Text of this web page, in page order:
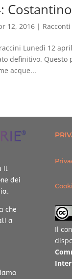
12, 2016 | Racconti
Lunedì 12
definitivo. Questo
acque...
il
dei
che
a
Il